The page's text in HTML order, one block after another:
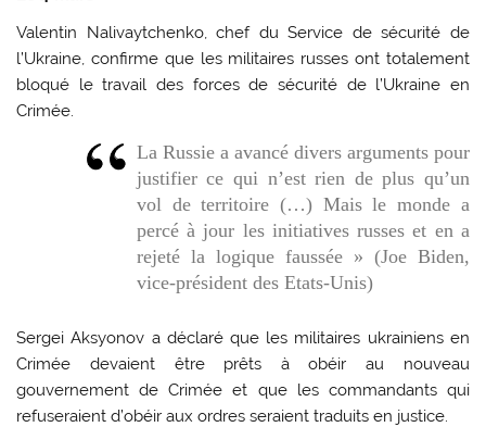
Valentin Nalivaytchenko, chef du Service de sécurité de
l’Ukraine, confirme que les militaires russes ont totalement
bloqué le travail des forces de sécurité de l’Ukraine en
Crimée.
La Russie a avancé divers arguments pour
justifier ce qui n’est rien de plus qu’un
vol de territoire (…) Mais le monde a
percé à jour les initiatives russes et en a
rejeté la logique faussée » (Joe Biden,
vice-président des Etats-Unis)
Sergei Aksyonov a déclaré que les militaires ukrainiens en
Crimée devaient être prêts à obéir au nouveau
gouvernement de Crimée et que les commandants qui
refuseraient d’obéir aux ordres seraient traduits en justice.